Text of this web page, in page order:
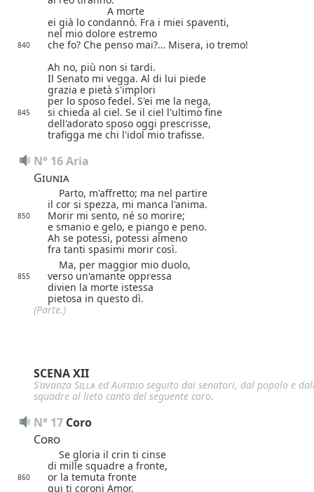
A morte
ei già lo condannò. Fra i miei spaventi,
nel mio dolore estremo
840
che fo? Che penso mai?… Misera, io tremo!
Ah no, più non si tardi.
Il Senato mi vegga. Al di lui piede
grazia e pietà s'implori
per lo sposo fedel. S'ei me la nega,
845
si chieda al ciel. Se il ciel l'ultimo fine
dell'adorato sposo oggi prescrisse,
trafigga me chi l'idol mio trafisse.
N° 16 Aria
Giunia
Parto, m'affretto; ma nel partire
il cor si spezza, mi manca l'anima.
850
Morir mi sento, né so morire;
e smanio e gelo, e piango e peno.
Ah se potessi, potessi almeno
fra tanti spasimi morir così.
Ma, per maggior mio duolo,
855
verso un'amante oppressa
divien la morte istessa
pietosa in questo dì.
(Parte.)
SCENA XII
S'avanza Silla ed Aufidio seguito dai senatori, dal popolo e
squadre al lieto canto del seguente coro.
N° 17 Coro
Coro
Se gloria il crin ti cinse
di mille squadre a fronte,
860
or la temuta fronte
qui ti coroni Amor.